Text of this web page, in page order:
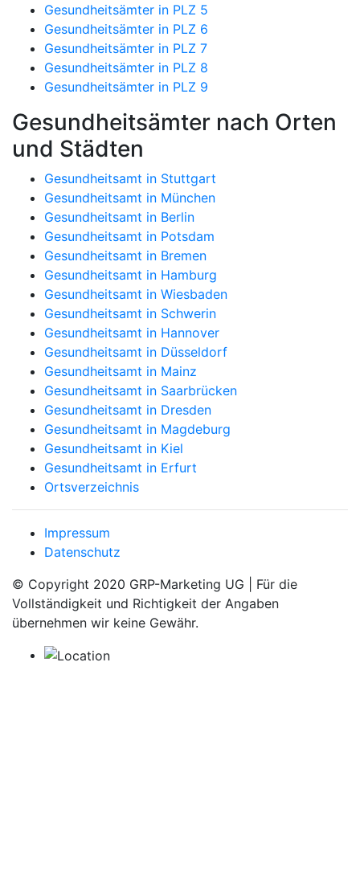
Gesundheitsämter in PLZ 5
Gesundheitsämter in PLZ 6
Gesundheitsämter in PLZ 7
Gesundheitsämter in PLZ 8
Gesundheitsämter in PLZ 9
Gesundheitsämter nach Orten
und Städten
Gesundheitsamt in Stuttgart
Gesundheitsamt in München
Gesundheitsamt in Berlin
Gesundheitsamt in Potsdam
Gesundheitsamt in Bremen
Gesundheitsamt in Hamburg
Gesundheitsamt in Wiesbaden
Gesundheitsamt in Schwerin
Gesundheitsamt in Hannover
Gesundheitsamt in Düsseldorf
Gesundheitsamt in Mainz
Gesundheitsamt in Saarbrücken
Gesundheitsamt in Dresden
Gesundheitsamt in Magdeburg
Gesundheitsamt in Kiel
Gesundheitsamt in Erfurt
Ortsverzeichnis
Impressum
Datenschutz
© Copyright 2020 GRP-Marketing UG | Für die
Vollständigkeit und Richtigkeit der Angaben
übernehmen wir keine Gewähr.